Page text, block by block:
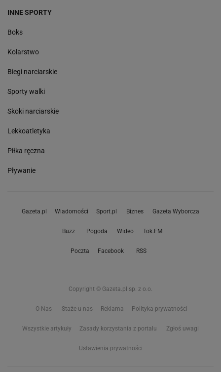
INNE SPORTY
Boks
Kolarstwo
Biegi narciarskie
Sporty walki
Skoki narciarskie
Lekkoatletyka
Piłka ręczna
Pływanie
Gazeta.pl Wiadomości Sport.pl Biznes Gazeta Wyborcza
Buzz Pogoda Wideo Tok.FM
Poczta Facebook RSS
Copyright © Gazeta.pl sp. z o.o.
O Nas Staże u nas Reklama Polityka prywatności
Wszystkie artykuły Zasady korzystania z portalu Zgłoś uwagi
Ustawienia prywatności